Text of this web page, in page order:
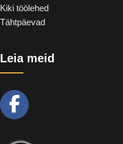
Kiki töölehed
Tähtpäevad
Leia meid